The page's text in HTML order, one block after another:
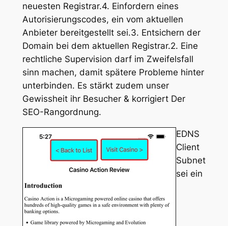
neuesten Registrar.4. Einfordern eines
Autorisierungscodes, ein vom aktuellen
Anbieter bereitgestellt sei.3. Entsichern der
Domain bei dem aktuellen Registrar.2. Eine
rechtliche Supervision darf im Zweifelsfall
sinn machen, damit spätere Probleme hinter
unterbinden. Es stärkt zudem unser
Gewissheit ihr Besucher & korrigiert Der
SEO-Rangordnung.
EDNS
Client
Subnet
sei ein